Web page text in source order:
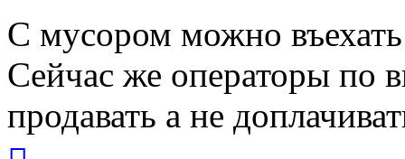
С мусором можно
Сейчас же операторы по
продавать а не